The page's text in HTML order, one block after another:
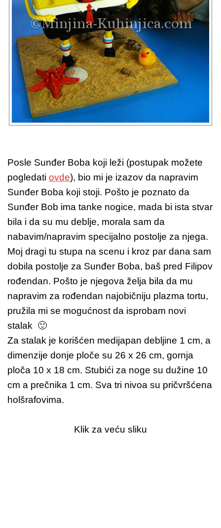
Posle Sunđer Boba koji leži (postupak možete
pogledati ovde), bio mi je izazov da napravim
Sunđer Boba koji stoji. Pošto je poznato da
Sunđer Bob ima tanke nogice, mada bi ista stvar
bila i da su mu deblje, morala sam da
nabavim/napravim specijalno postolje za njega.
Moj dragi tu stupa na scenu i kroz par dana sam
dobila postolje za Sunđer Boba, baš pred Filipov
rođendan. Pošto je njegova želja bila da mu
napravim za rođendan najobičniju plazma tortu,
pružila mi se mogućnost da isprobam novi
stalak 🙂
Za stalak je korišćen medijapan debljine 1 cm, a
dimenzije donje ploče su 26 x 26 cm, gornja
ploča 10 x 18 cm. Stubići za noge su dužine 10
cm a prečnika 1 cm. Sva tri nivoa su pričvršćena
holšrafovima.
Klik za veću sliku